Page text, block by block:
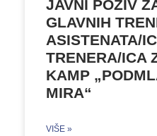
JAVNI POZIV
GLAVNIH
ASISTENATA/
TRENERA/ICA
KAMP
MIRA“
VIŠE »